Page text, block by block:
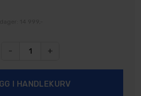
- +